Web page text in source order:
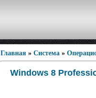
Главная » Система »
Windows 8